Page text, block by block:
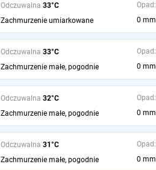
Odczuwalna 33°C
Zachmurzenie umiarkowane
Opad:
0 mm
Odczuwalna 33°C
Zachmurzenie małe, pogodnie
Opad:
0 mm
Odczuwalna 32°C
Zachmurzenie małe, pogodnie
Opad:
0 mm
Odczuwalna 31°C
Zachmurzenie małe, pogodnie
Opad:
0 mm